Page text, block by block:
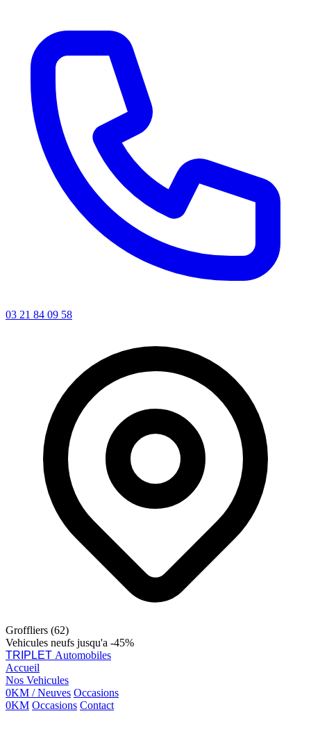
03 21 84 09 58
Groffliers (62)
Vehicules neufs jusqu'a -45%
TRIPLET Automobiles
Accueil
Nos Vehicules
0KM / Neuves Occasions
0KM Occasions Contact